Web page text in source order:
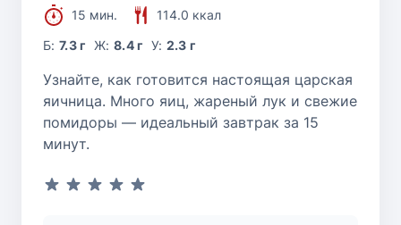
15 мин.
114.0 ккал
Б:7.3 г Ж: 8.4 г У: 2.3 г
Узнайте, как готовится настоящая царская
яичница. Много яиц, жареный лук и свежие
помидоры — идеальный завтрак за 15
минут.